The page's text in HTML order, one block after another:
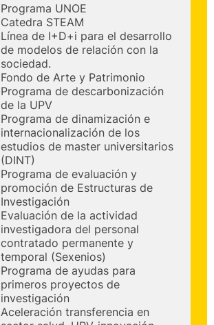
Programa UNOE
Catedra STEAM
Línea de I+D+i para el desarrollo
de modelos de relación con la
sociedad.
Fondo de Arte y Patrimonio
Programa de descarbonización
de la UPV
Programa de dinamización e
internacionalización de los
estudios de master universitarios
(DINT)
Programa de evaluación y
promoción de Estructuras de
Investigación
Evaluación de la actividad
investigadora del personal
contratado permanente y
temporal (Sexenios)
Programa de ayudas para
primeros proyectos de
investigación
Aceleración transferencia en